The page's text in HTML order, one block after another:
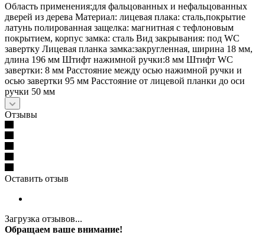
Область применения:для фальцованных и нефальцованных
дверей из дерева Материал: лицевая плака: сталь,покрытие
латунь полированная защелка: магнитная с тефлоновым
покрытием, корпус замка: сталь Вид закрывания: под WC
завертку Лицевая планка замка:закругленная, ширина 18 мм,
длина 196 мм Штифт нажимной ручки:8 мм Штифт WC
завертки: 8 мм Расстояние между осью нажимной ручки и
осью завертки 95 мм Расстояние от лицевой планки до оси
ручки 50 мм
Отзывы
Оставить отзыв
Загрузка отзывов...
Обращаем ваше внимание!